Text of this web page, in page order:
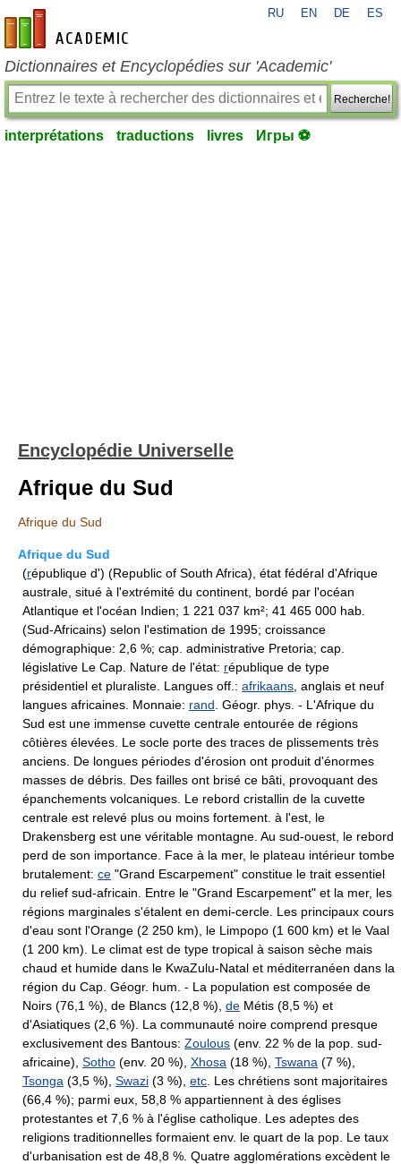
fr-academic.com
RU EN DE ES
Dictionnaires et Encyclopédies sur 'Academic'
Recherche!
interprétations traductions livres Игры ⚽
Encyclopédie Universelle
Afrique du Sud
Afrique du Sud
Afrique du Sud
(république d') (Republic of South Africa), état fédéral d'Afrique
australe, situé à l'extrémité du continent, bordé par l'océan
Atlantique et l'océan Indien; 1 221 037 km²; 41 465 000 hab.
(Sud-Africains) selon l'estimation de 1995; croissance
démographique: 2,6 %; cap. administrative Pretoria; cap.
législative Le Cap. Nature de l'état: république de type
présidentiel et pluraliste. Langues off.: afrikaans , anglais et neuf
langues africaines. Monnaie: rand . Géogr. phys. - L'Afrique du
Sud est une immense cuvette centrale entourée de régions
côtières élevées. Le socle porte des traces de plissements très
anciens. De longues périodes d'érosion ont produit d'énormes
masses de débris. Des failles ont brisé ce bâti, provoquant des
épanchements volcaniques. Le rebord cristallin de la cuvette
centrale est relevé plus ou moins fortement. à l'est, le
Drakensberg est une véritable montagne. Au sud-ouest, le rebord
perd de son importance. Face à la mer, le plateau intérieur tombe
brutalement: ce "Grand Escarpement" constitue le trait essentiel
du relief sud-africain. Entre le "Grand Escarpement" et la mer, les
régions marginales s'étalent en demi-cercle. Les principaux cours
d'eau sont l'Orange (2 250 km), le Limpopo (1 600 km) et le Vaal
(1 200 km). Le climat est de type tropical à saison sèche mais
chaud et humide dans le KwaZulu-Natal et méditerranéen dans la
région du Cap. Géogr. hum. - La population est composée de
Noirs (76,1 %), de Blancs (12,8 %), de Métis (8,5 %) et
d'Asiatiques (2,6 %). La communauté noire comprend presque
exclusivement des Bantous: Zoulous (env. 22 % de la pop. sud-
africaine), Sotho (env. 20 %), Xhosa (18 %), Tswana (7 %),
Tsonga (3,5 %), Swazi (3 %), etc . Les chrétiens sont majoritaires
(66,4 %); parmi eux, 58,8 % appartiennent à des églises
protestantes et 7,6 % à l'église catholique. Les adeptes des
religions traditionnelles formaient env. le quart de la pop. Le taux
d'urbanisation est de 48,8 %. Quatre agglomérations excèdent le